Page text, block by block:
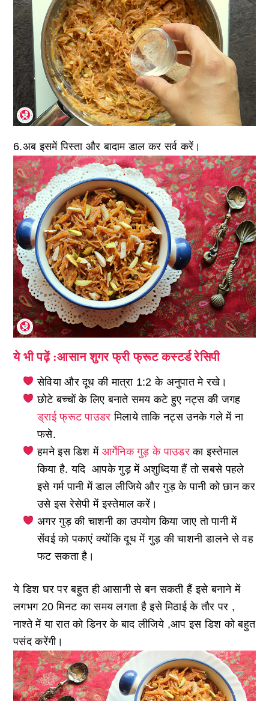
6.अब इसमें पिस्ता और बादाम डाल कर सर्व करें।
ये भी पढ़ें :आसान शुगर फ्री फ्रूट कस्टर्ड रेसिपी
सेविया और दूध की मात्रा 1:2 के अनुपात मे रखे।
छोटे बच्चों के लिए बनाते समय कटे हुए नट्स की जगह
ड्राई फ्रूट पाउडर मिलाये ताकि नट्स उनके गले में ना
फसे.
हमने इस डिश में आर्गेनिक गुड़ के पाउडरका इस्तेमाल
किया है. यदि आपके गुड़ में अशुध्दिया हैं तो सबसे पहले
इसे गर्म पानी में डाल लीजिये और गुड़ के पानी को छान कर
उसे इस रेसेपी में इस्तेमाल करें।
अगर गुड़ की चाशनी का उपयोग किया जाए तो पानी में
सेंवई को पकाएं क्योंकि दूध में गुड़ की चाशनी डालने से वह
फट सकता है।
ये डिश घर पर बहुत ही आसानी से बन सकती हैं इसे बनाने में
लगभग 20 मिनट का समय लगता है इसे मिठाई के तौर पर ,
नाश्ते में या रात को डिनर के बाद लीजिये ,आप इस डिश को बहुत
पसंद करेंगी।